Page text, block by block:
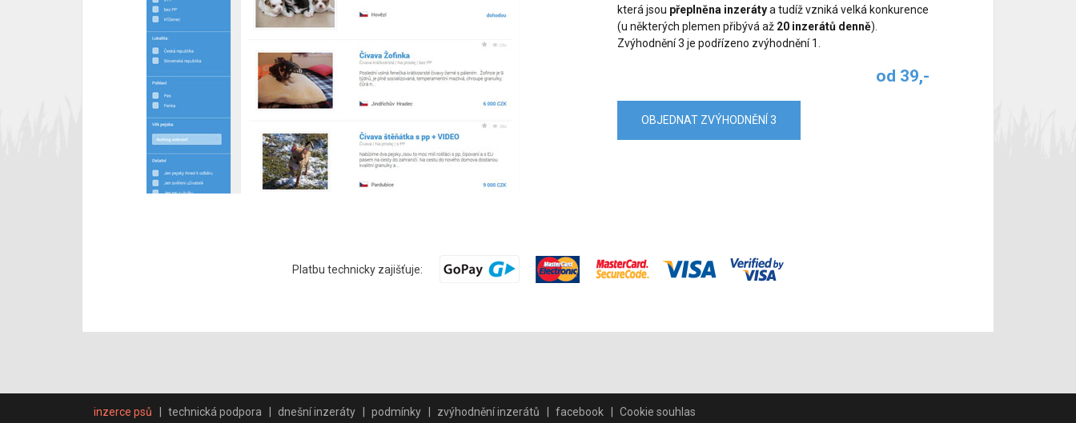
která jsou přeplněna inzerátya tudíž vzniká velká konkurence
(u některých plemen přibývá až 20 inzerátů denně).
Zvýhodnění 3 je podřízeno zvýhodnění 1.
od 39,-
OBJEDNAT ZVÝHODNĚNÍ 3
Platbu technicky zajišťuje:
inzerce psů technická podpora dnešní inzeráty podmínky zvýhodnění inzerátů facebook Cookie souhlas